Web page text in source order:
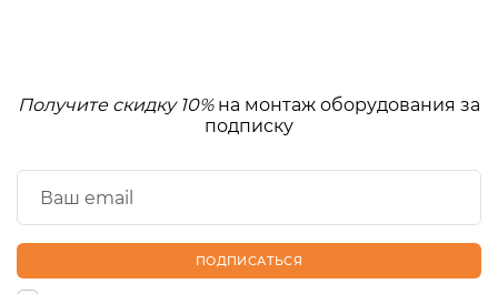
Получите скидку 10%на монтаж оборудования за
подписку
ПОДПИСАТЬСЯ